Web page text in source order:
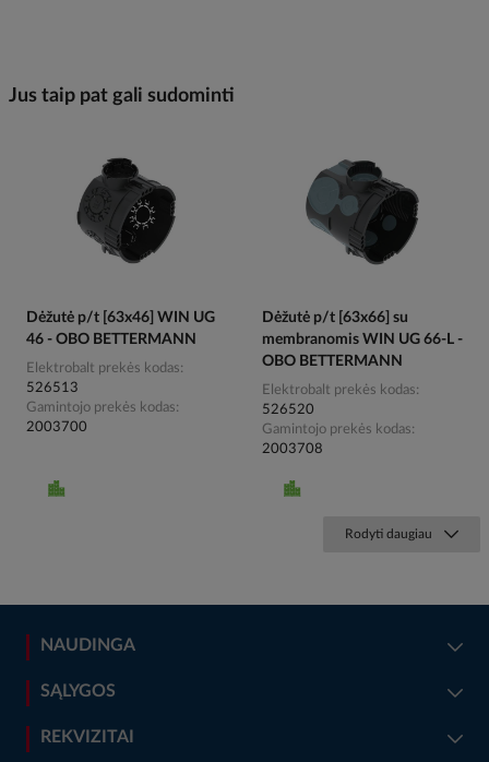
Jus taip pat gali sudominti
Dėžutė p/t [63x46] WIN UG
46 - OBO BETTERMANN
Elektrobalt prekės kodas
526513
Gamintojo prekės kodas
2003700
Dėžutė p/t [63x66] su
membranomis WIN UG 66-L -
OBO BETTERMANN
Elektrobalt prekės kodas
526520
Gamintojo prekės kodas
2003708
Rodyti daugiau
NAUDINGA
SĄLYGOS
REKVIZITAI